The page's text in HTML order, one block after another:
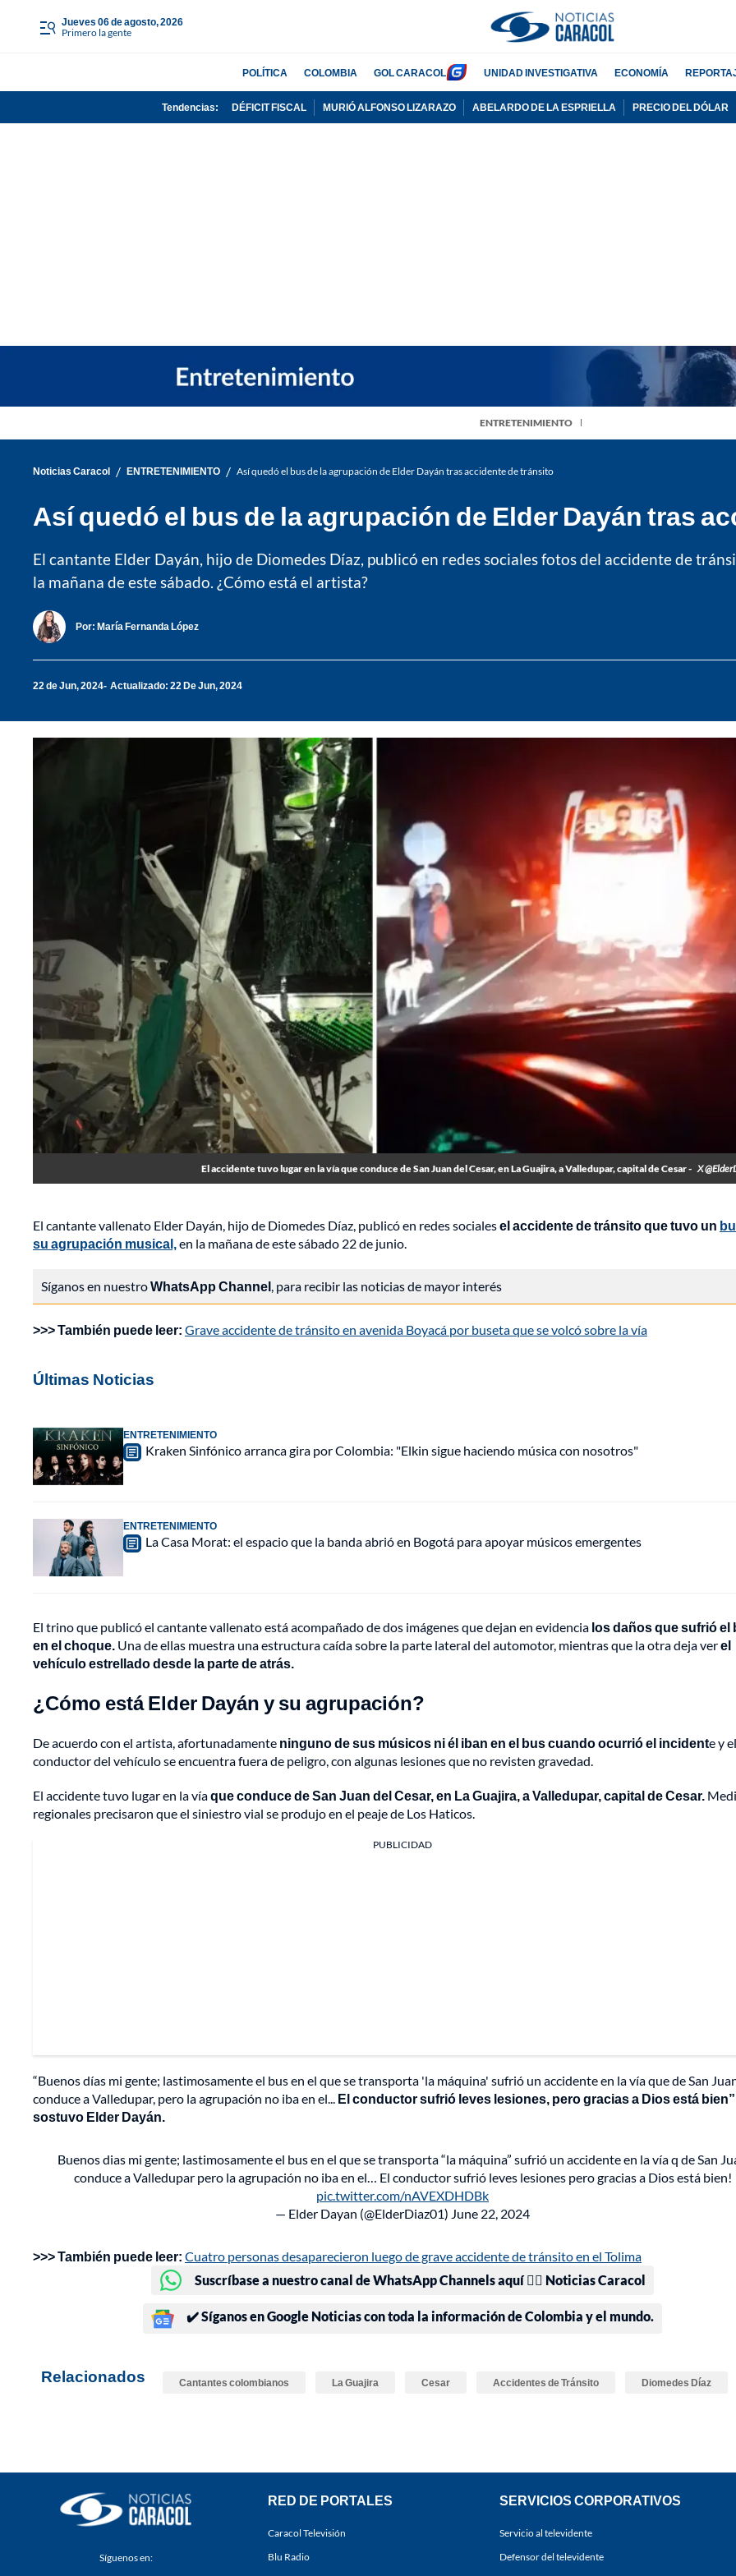
jueves 06 de agosto, 2026
Primero la gente
POLÍTICA COLOMBIA GOL CARACOL UNIDAD INVESTIGATIVA ECONOMÍA
Tendencias: DÉFICIT FISCAL MURIÓ ALFONSO LIZARAZO ABELARDO DE LA ESPRIELLA PRECIO DEL DÓLAR
ENTRETENIMIENTO
Noticias Caracol / ENTRETENIMIENTO / Así quedó el bus de la agrupación de Elder Dayán tras accidente de tránsito
Así quedó el bus de la agrupación de Elder Dayán tras
El cantante Elder Dayán, hijo de Diomedes Díaz, publicó en redes sociales fotos del accidente de
la mañana de este sábado. ¿Cómo está el artista?
Por: María Fernanda López
22 de Jun, 2024 Actualizado: 22 De Jun, 2024
El accidente tuvo lugar en la vía que conduce de San Juan del Cesar, en La Guajira, a Valledupar, capital de Cesar - X
El cantante vallenato Elder Dayán, hijo de Diomedes Díaz, publicó en redes socialesel accidente de tránsitoque tuvo un
su agrupación musical,en la mañana de este sábado 22 de junio.
Síganos en nuestroWhatsApp Channel, para recibir las noticias de mayor interés
>>> También puede leer: Grave accidente de tránsito en avenida Boyacá por buseta que se volcó sobre la vía
Últimas Noticias
ENTRETENIMIENTO
Kraken Sinfónico arranca gira por Colombia: "Elkin sigue haciendo música con nosotros"
ENTRETENIMIENTO
La Casa Morat: el espacio que la banda abrió en Bogotá para apoyar músicos emergentes
El trino que publicó el cantante vallenato está acompañado de dos imágenes que dejan en evidencia los daños que sufrió el
en el choque. Una de ellas muestra una estructura caída sobre la parte lateral del automotor, mientras que la otra deja verel
vehículo estrellado desde la parte de atrás.
¿Cómo está Elder Dayán y su agrupación?
De acuerdo con el artista, afortunadamente ninguno de sus músicos ni él iban en el bus cuando ocurrió el incidente y el
conductor del vehículo se encuentra fuera de peligro, con algunas lesiones que no revisten gravedad.
El accidente tuvo lugar en la víaque conduce de San Juan del Cesar, en La Guajira, a Valledupar, capital de Cesar.
regionales precisaron que el siniestro vial se produjo en el peaje de Los Haticos.
PUBLICIDAD
“Buenos días mi gente; lastimosamente el bus en el que se transporta 'la máquina' sufrió un accidente en la vía que de San
conduce a Valledupar, pero la agrupación no iba en el... El conductor sufrió leves lesiones, pero gracias a Dios está
sostuvo Elder Dayán.
Buenos dias mi gente; lastimosamente el bus en el que se transporta “la máquina” sufrió un accidente en la vía q de San
conduce a Valledupar pero la agrupación no iba en el… El conductor sufrió leves lesiones pero gracias a Dios está bien!
pic.twitter.com/nAVEXDHDBk
— Elder Dayan (@ElderDiaz01) June 22, 2024
>>> También puede leer: Cuatro personas desaparecieron luego de grave accidente de tránsito en el Tolima
Suscríbase a nuestro canal de WhatsApp Channels aquí 👉🏻 Noticias Caracol
✔️ Síganos en Google Noticias con toda la información de Colombia y el mundo.
Relacionados Cantantes colombianos La Guajira Cesar Accidentes de Tránsito Diomedes Díaz
Síguenos en:
RED DE PORTALES
Caracol Televisión
Blu Radio
SERVICIOS CORPORATIVOS
Servicio al televidente
Defensor del televidente